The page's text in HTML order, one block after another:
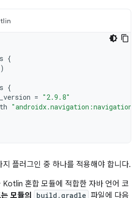
{
{
= "2.9.8"
플러그인 중 하나를 적용해야 합니다.
Kotlin 혼합 모듈에 적합한 자바 언어 코
모듈의 build.gradle 파일에 다음